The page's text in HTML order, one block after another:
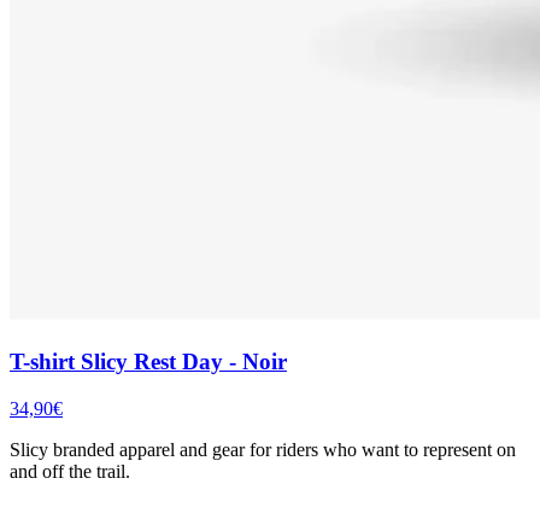
T-shirt Slicy Rest Day - Noir
34,90€
Slicy branded apparel and gear for riders who want to represent on
and off the trail.